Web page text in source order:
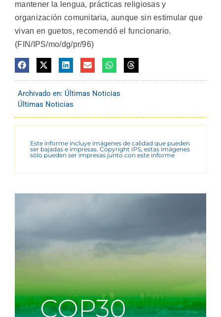
mantener la lengua, prácticas religiosas y
organización comunitaria, aunque sin estimular que
vivan en guetos, recomendó el funcionario.
(FIN/IPS/mo/dg/pr/96)
Archivado en: Últimas Noticias
Últimas Noticias
Este informe incluye imágenes de calidad que pueden
ser bajadas e impresas. Copyright IPS, estas imágenes
sólo pueden ser impresas junto con este informe